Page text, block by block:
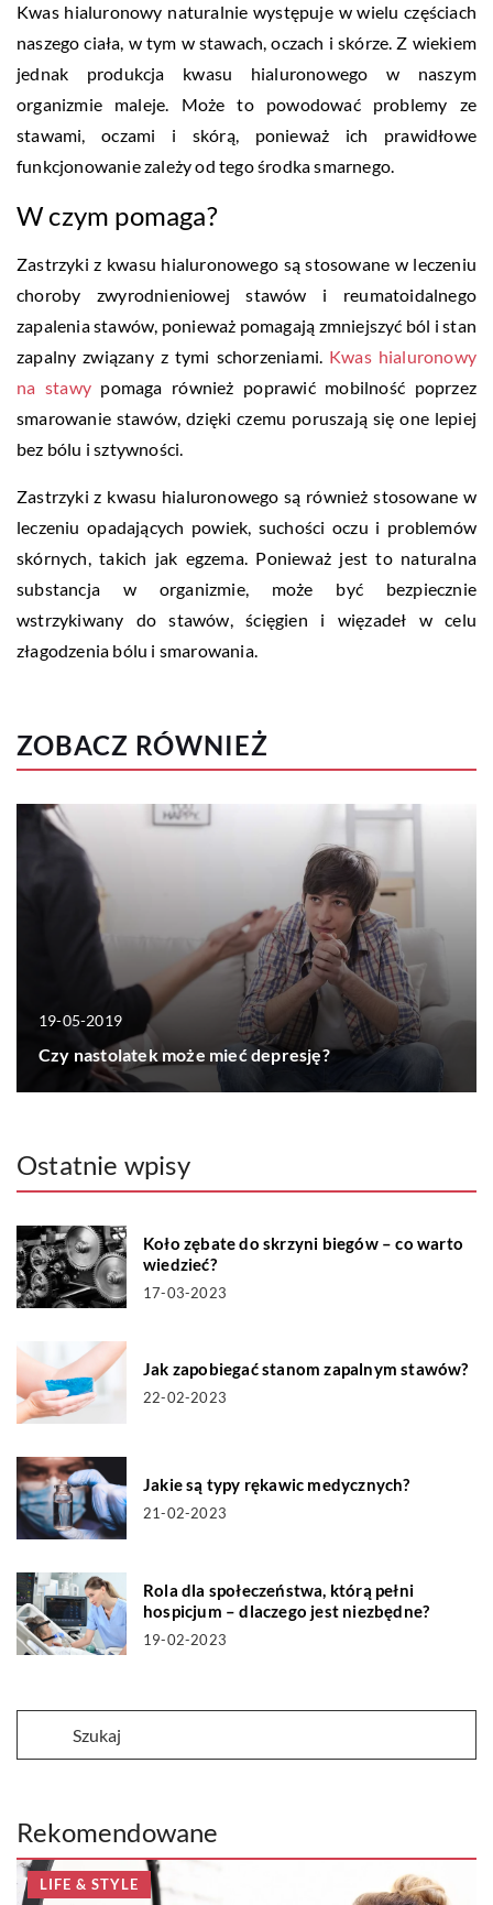
Kwas hialuronowy naturalnie występuje w wielu częściach
naszego ciała, w tym w stawach, oczach i skórze. Z wiekiem
jednak produkcja kwasu hialuronowego w naszym
organizmie maleje. Może to powodować problemy ze
stawami, oczami i skórą, ponieważ ich prawidłowe
funkcjonowanie zależy od tego środka smarnego.
W czym pomaga?
Zastrzyki z kwasu hialuronowego są stosowane w leczeniu
choroby zwyrodnieniowej stawów i reumatoidalnego
zapalenia stawów, ponieważ pomagają zmniejszyć ból i stan
zapalny związany z tymi schorzeniami. Kwas hialuronowy
na stawypomaga również poprawić mobilność poprzez
smarowanie stawów, dzięki czemu poruszają się one lepiej
bez bólu i sztywności.
Zastrzyki z kwasu hialuronowego są również stosowane w
leczeniu opadających powiek, suchości oczu i problemów
skórnych, takich jak egzema. Ponieważ jest to naturalna
substancja w organizmie, może być bezpiecznie
wstrzykiwany do stawów, ścięgien i więzadeł w celu
złagodzenia bólu i smarowania.
ZOBACZ RÓWNIEŻ
19-05-2019
Czy nastolatek może mieć depresję?
Ostatnie wpisy
Koło zębate do skrzyni biegów – co warto
wiedzieć?
17-03-2023
Jak zapobiegać stanom zapalnym stawów?
22-02-2023
Jakie są typy rękawic medycznych?
21-02-2023
Rola dla społeczeństwa, którą pełni
hospicjum – dlaczego jest niezbędne?
19-02-2023
Rekomendowane
LIFE & STYLE